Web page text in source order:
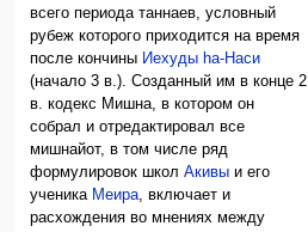
всего периода таннаев, условный
рубеж которого приходится на время
после кончины Иехуды hа-Наси
(начало 3 в.). Созданный им в конце 2
в. кодекс Мишна, в котором он
собрал и отредактировал все
мишнайот, в том числе ряд
формулировок школАкивы и его
ученика Меира , включает и
расхождения во мнениях между